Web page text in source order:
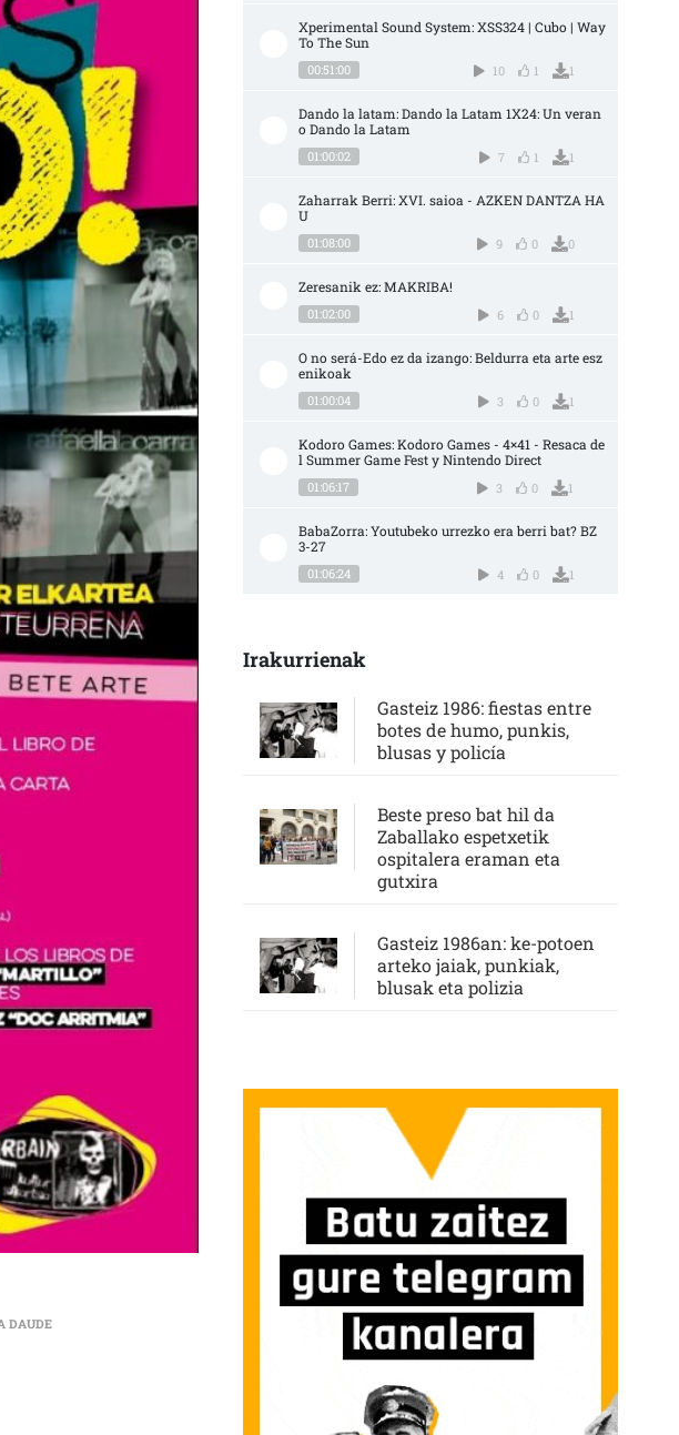
DAUDE[:ES]SEXTO ANIVERSARIO DE ORBAIN LLENO DE ACTIVIDADES SARRERAN
Xperimental Sound System: XSS324 | Cubo | Way
To The Sun
00:51:00 10 1 1
Dando la latam: Dando la Latam 1X24: Un veran
o Dando la Latam
01:00:02 7 1 1
Zaharrak Berri: XVI. saioa - AZKEN DANTZA HA
U
01:08:00 9 0 0
Zeresanik ez: MAKRIBA!
01:02:00 6 0 1
O no será-Edo ez da izango: Beldurra eta arte esz
enikoak
01:00:04 3 0 1
Kodoro Games: Kodoro Games - 4×41 - Resaca de
l Summer Game Fest y Nintendo Direct
01:06:17 3 0 1
BabaZorra: Youtubeko urrezko era berri bat? BZ
3-27
01:06:24 4 0 1
Irakurrienak
Gasteiz 1986: fiestas entre
botes de humo, punkis,
blusas y policía
Beste preso bat hil da
Zaballako espetxetik
ospitalera eraman eta
gutxira
Gasteiz 1986an: ke-potoen
arteko jaiak, punkiak,
blusak eta polizia